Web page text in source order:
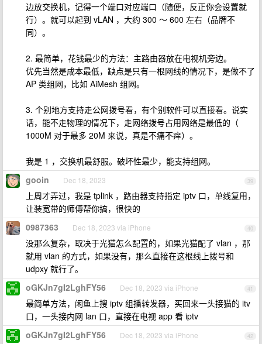
边放交换机，记得一个端口对应端口（随便，反正你会设置就
行）。就可以起到 vLAN ，大约 300 ～ 600 左右（品牌不
同）。
2. 最简单，花钱最少的方法：主路由器放在电视机旁边。
优先当然是成本最低，缺点是只有一根网线的情况下，是做不了
AP 类组网，比如 AiMesh 组网。
3. 个别地方支持走公网拨号看，有个别软件可以直接看。说实
话，能不走物理的情况下，走网络拨号占用网络是最低的（
1000M 对于最多 20M 来说，真是不痛不痒）。
我是 1 ，交换机最舒服。破坏性最少，能支持组网。
39
gooin Dec 18, 2023
上周才弄过，我是 tplink ，路由器支持指定 iptv 口，单线复用，
让装宽带的师傅帮你搞，很快的
40
0987363 Dec 18, 2023 via iPhone
没那么复杂，取决于光猫怎么配置的，如果光猫配了 vlan ，那
就用 vlan 的方式，如果没有，那么直接在这根线上拨号和
udpxy 就行了。
41
oGKJn7gI2LghFY56 Dec 18, 2023 via iPhone
最简单方法，闲鱼上搜 iptv 组播转发器，买回来一头接猫的 itv
口，一头接内网 lan 口，直接在电视 app 看 iptv
42
oGKJn7gI2LghFY56 Dec 18, 2023 via iPhone